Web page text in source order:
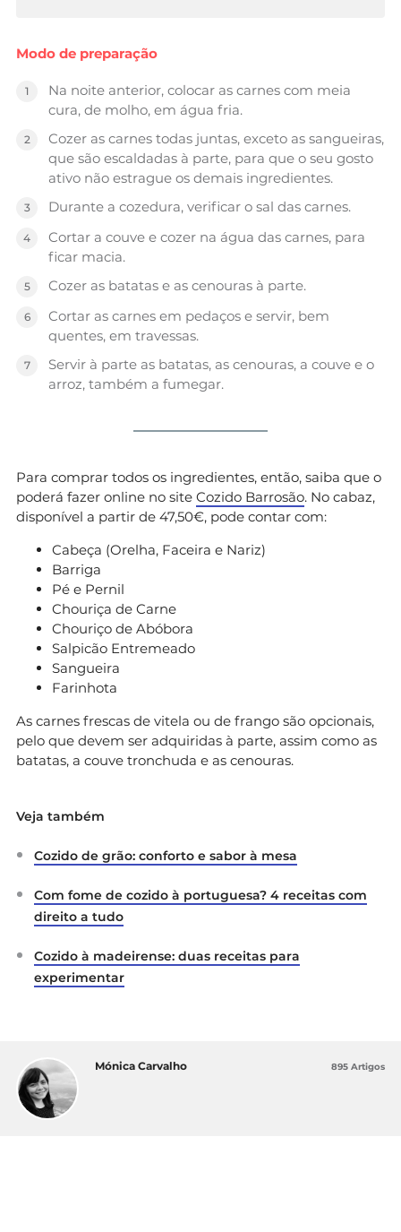
Modo de preparação
Na noite anterior, colocar as carnes com meia
cura, de molho, em água fria.
Cozer as carnes todas juntas, exceto as sangueiras,
que são escaldadas à parte, para que o seu gosto
ativo não estrague os demais ingredientes.
Durante a cozedura, verificar o sal das carnes.
Cortar a couve e cozer na água das carnes, para
ficar macia.
Cozer as batatas e as cenouras à parte.
Cortar as carnes em pedaços e servir, bem
quentes, em travessas.
Servir à parte as batatas, as cenouras, a couve e o
arroz, também a fumegar.
Para comprar todos os ingredientes, então, saiba que o
poderá fazer online no site Cozido Barrosão. No cabaz,
disponível a partir de 47,50€, pode contar com:
Cabeça (Orelha, Faceira e Nariz)
Barriga
Pé e Pernil
Chouriça de Carne
Chouriço de Abóbora
Salpicão Entremeado
Sangueira
Farinhota
As carnes frescas de vitela ou de frango são opcionais,
pelo que devem ser adquiridas à parte, assim como as
batatas, a couve tronchuda e as cenouras.
Veja também
Cozido de grão: conforto e sabor à mesa
Com fome de cozido à portuguesa? 4 receitas com
direito a tudo
Cozido à madeirense: duas receitas para
experimentar
Mónica Carvalho 895 Artigos